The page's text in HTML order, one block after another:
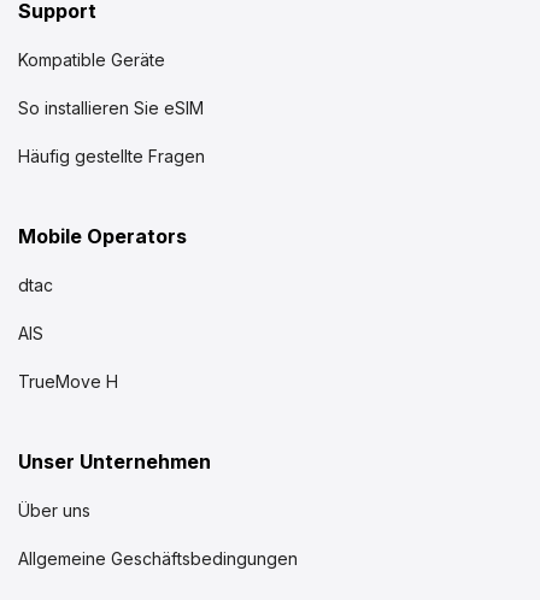
Support
Kompatible Geräte
So installieren Sie eSIM
Häufig gestellte Fragen
Mobile Operators
dtac
AIS
TrueMove H
Unser Unternehmen
Über uns
Allgemeine Geschäftsbedingungen